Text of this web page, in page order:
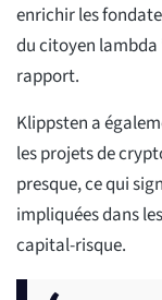
enrichir les
du citoyen lambda
rapport.
Klippsten a
les projets de
presque, ce qui
impliquées dans
capital-risque.